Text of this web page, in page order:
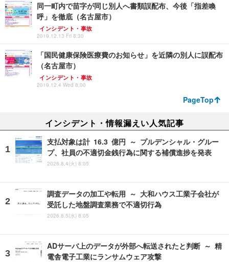
同一町内で苗字が同じ別人へ書類誤配布、今後「指差喚
呼」を徹底（名古屋市）
インシデント・事故
2019.12.13 Fri 8:30
「国民健康保険医療費のお知らせ」を近隣の別人に誤配布
（名古屋市）
インシデント・事故
2019.12.4 Wed 8:00
PageTop
インシデント・情報漏えい人気記事
支払対象は計 16.3 億円 ～ プルデンシャル・グルー
プ、社員の不適切金銭行為に関する補償進捗を発表
2026.8.4(火) 8:05
調査データの加工や転用 ～ 大和ハウス工業子会社が
受託した地盤調査業務で不適切行為
2026.8.5(水) 8:05
ADサーバ上のデータが外部へ転送されたと判断 ～ 精
電舎電子工業にランサムウェア攻撃